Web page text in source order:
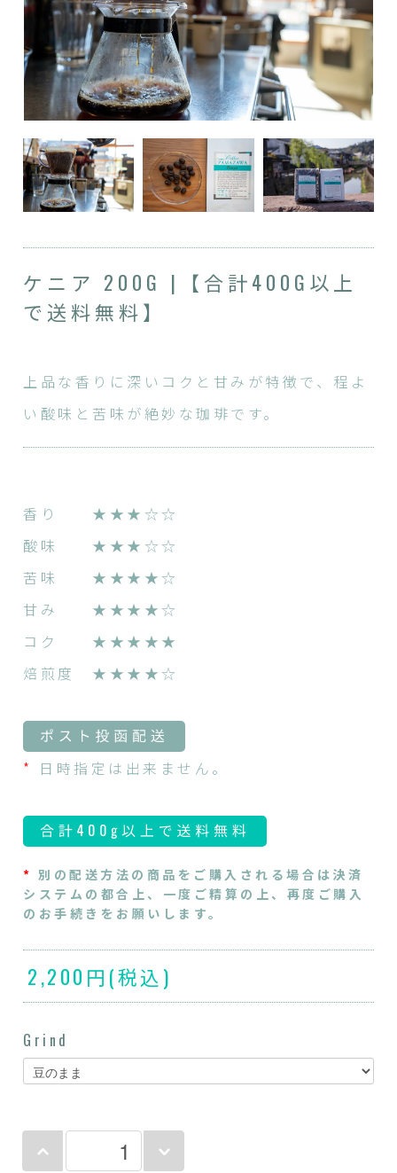
ケニア 200G |【合計400G以上
で送料無料】
上品な香りに深いコクと甘みが特徴で、程よ
い酸味と苦味が絶妙な珈琲です。
香り ★★★☆☆
酸味 ★★★☆☆
苦味 ★★★★☆
甘み ★★★★☆
コク ★★★★★
焙煎度 ★★★★☆
* 日時指定は出来ません。
* 別の配送方法の商品をご購入される場合は決済
システムの都合上、一度ご精算の上、再度ご購入
のお手続きをお願いします。
2,200円(税込)
Grind